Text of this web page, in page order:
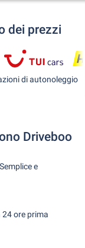
dei prezzi
di autonoleggio
Driveboo
e
ore prima